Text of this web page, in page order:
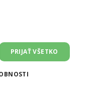
6 ... 241
PRIJAŤ VŠETKO